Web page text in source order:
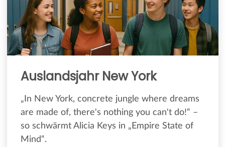
Auslandsjahr New York
„In New York, concrete jungle where dreams
are made of, there's nothing you can't do!“ –
so schwärmt Alicia Keys in „Empire State of
Mind“.